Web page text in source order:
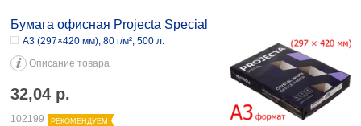
Бумага офисная Projecta Special
А3 (297×420 мм), 80 г/м², 500 л.
Описание товара
32,04 р.
102199 РЕКОМЕНДУЕМ